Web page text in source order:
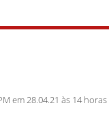
em 28.04.21 às 14